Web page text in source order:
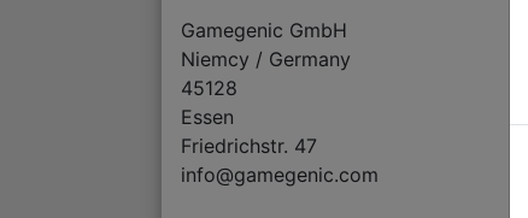
Gamegenic GmbH
Niemcy / Germany
45128
Essen
Friedrichstr. 47
info@gamegenic.com